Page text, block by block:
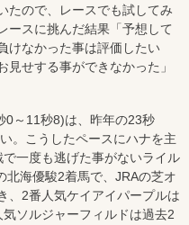
たので、レースでも試してみ
ースに挑んだ結果「予想して
けなかった事は評価したい
せする事ができなかった」
～11秒8)は、昨年の23秒
。こうしたペースにハナを主
一度も逃げた事がないライル
北海優駿2着馬で、JRAの芝オ
、2番人気ケイアイパープルは
ソルジャーフィルドは過去2